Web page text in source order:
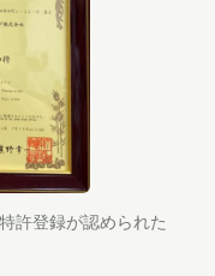
許登録が認められた